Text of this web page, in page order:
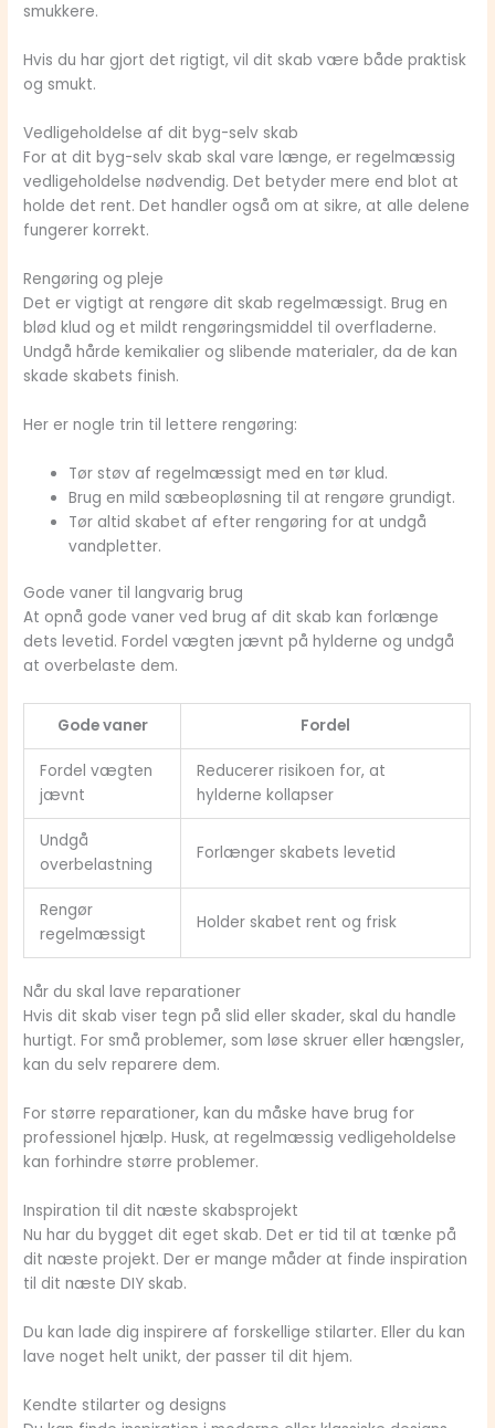
smukkere.
Hvis du har gjort det rigtigt, vil dit skab være både praktisk
og smukt.
Vedligeholdelse af dit byg-selv skab
For at dit byg-selv skab skal vare længe, er regelmæssig
vedligeholdelse nødvendig. Det betyder mere end blot at
holde det rent. Det handler også om at sikre, at alle delene
fungerer korrekt.
Rengøring og pleje
Det er vigtigt at rengøre dit skab regelmæssigt. Brug en
blød klud og et mildt rengøringsmiddel til overfladerne.
Undgå hårde kemikalier og slibende materialer, da de kan
skade skabets finish.
Her er nogle trin til lettere rengøring:
Tør støv af regelmæssigt med en tør klud.
Brug en mild sæbeopløsning til at rengøre grundigt.
Tør altid skabet af efter rengøring for at undgå
vandpletter.
Gode vaner til langvarig brug
At opnå gode vaner ved brug af dit skab kan forlænge
dets levetid. Fordel vægten jævnt på hylderne og undgå
at overbelaste dem.
Gode vaner Fordel
Fordel vægten
jævnt
Reducerer risikoen for, at
hylderne kollapser
Undgå
overbelastning
Forlænger skabets levetid
Rengør
regelmæssigt
Holder skabet rent og frisk
Når du skal lave reparationer
Hvis dit skab viser tegn på slid eller skader, skal du handle
hurtigt. For små problemer, som løse skruer eller hængsler,
kan du selv reparere dem.
For større reparationer, kan du måske have brug for
professionel hjælp. Husk, at regelmæssig vedligeholdelse
kan forhindre større problemer.
Inspiration til dit næste skabsprojekt
Nu har du bygget dit eget skab. Det er tid til at tænke på
dit næste projekt. Der er mange måder at finde inspiration
til dit næsteDIY skab.
Du kan lade dig inspirere af forskellige stilarter. Eller du kan
lave noget helt unikt, der passer til dit hjem.
Kendte stilarter og designs